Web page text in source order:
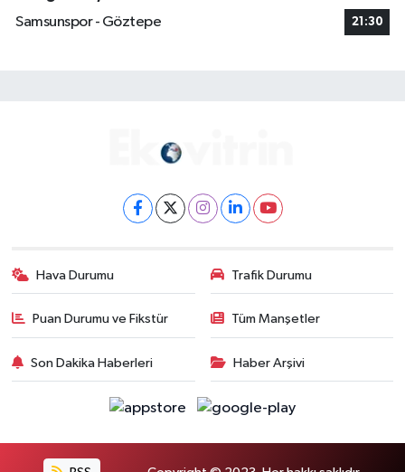
Samsunspor - Göztepe
21:30
Hava Durumu Trafik Durumu
Puan Durumu ve Fikstür Tüm Manşetler
Son Dakika Haberleri Haber Arşivi